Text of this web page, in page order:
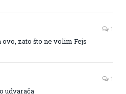
1
ovo, zato što ne volim Fejs
1
udvarača